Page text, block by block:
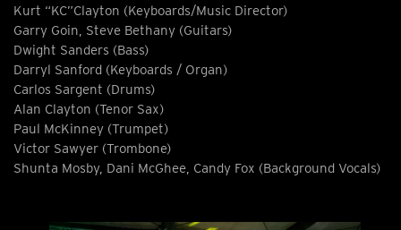
Kurt “KC”Clayton (Keyboards/Music Director)
Garry Goin, Steve Bethany (Guitars)
Dwight Sanders (Bass)
Darryl Sanford (Keyboards / Organ)
Carlos Sargent (Drums)
Alan Clayton (Tenor Sax)
Paul McKinney (Trumpet)
Victor Sawyer (Trombone)
Shunta Mosby, Dani McGhee, Candy Fox (Background Vocals)